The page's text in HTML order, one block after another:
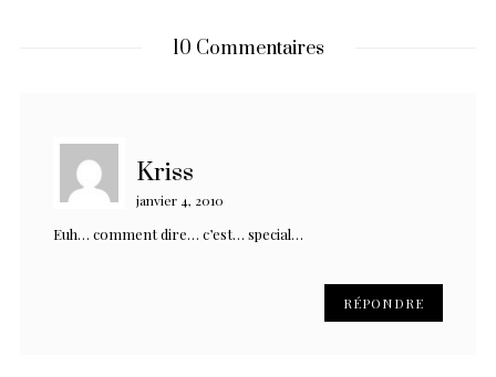
10 Commentaires
Kriss
janvier 4, 2010
Euh… comment dire… c’est… special…
RÉPONDRE